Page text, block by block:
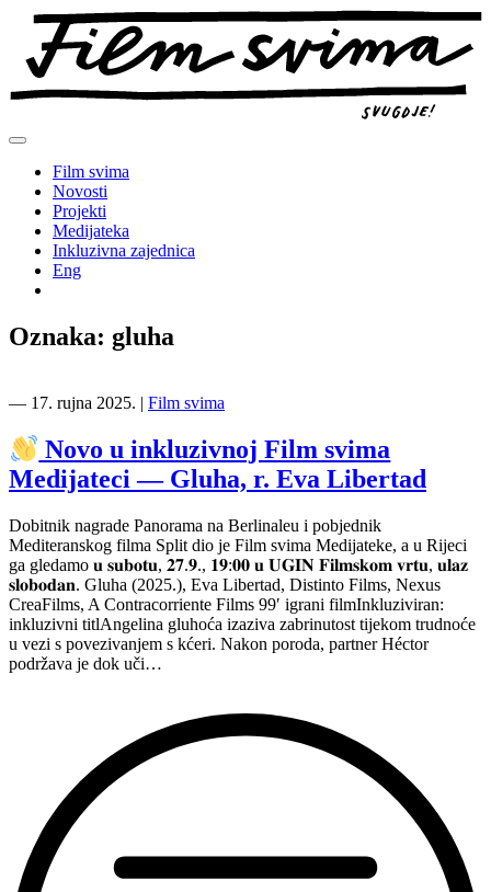
Preskoči
sadržaj
Film svima
Novosti
Projekti
Medijateka
Inkluzivna zajednica
Eng
Oznaka: gluha
― 17. rujna 2025. | Film svima
Novo u inkluzivnoj Film svima
Medijateci — Gluha, r. Eva Libertad
Dobitnik nagrade Panorama na Berlinaleu i pobjednik
Mediteranskog filma Split dio je Film svima Medijateke, a u Rijeci
ga gledamo 𝐮 𝐬𝐮𝐛𝐨𝐭𝐮, 𝟐𝟕.𝟗., 𝟏𝟗:𝟎𝟎 𝐮 𝐔𝐆𝐈𝐍 𝐅𝐢𝐥𝐦𝐬𝐤𝐨𝐦 𝐯𝐫𝐭𝐮, 𝐮𝐥𝐚𝐳
𝐬𝐥𝐨𝐛𝐨𝐝𝐚𝐧. Gluha (2025.), Eva Libertad, Distinto Films, Nexus
CreaFilms, A Contracorriente Films 99′ igrani filmInkluziviran:
inkluzivni titlAngelina gluhoća izaziva zabrinutost tijekom trudnoće
u vezi s povezivanjem s kćeri. Nakon poroda, partner Héctor
podržava je dok uči…